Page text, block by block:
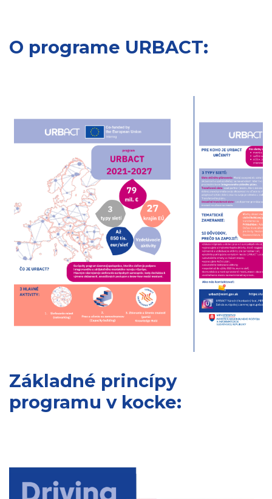
O programe URBACT:
Základné princípy
programu v kocke: